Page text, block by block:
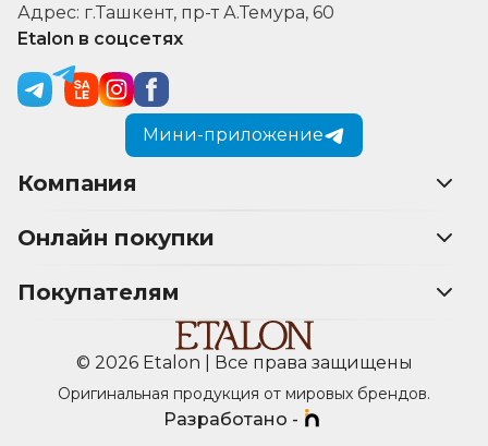
Адрес: г.Ташкент, пр-т А.Темура, 60
Etalon в соцсетях
Мини-приложение
Компания
Онлайн покупки
Покупателям
© 2026 Etalon | Все права защищены
Оригинальная продукция от мировых брендов.
Разработано -